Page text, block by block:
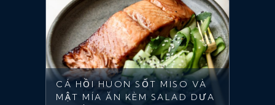
CÁ HỒI HUON SỐT MISO VÀ
MẬT MÍA ĂN KÈM SALAD DƯA